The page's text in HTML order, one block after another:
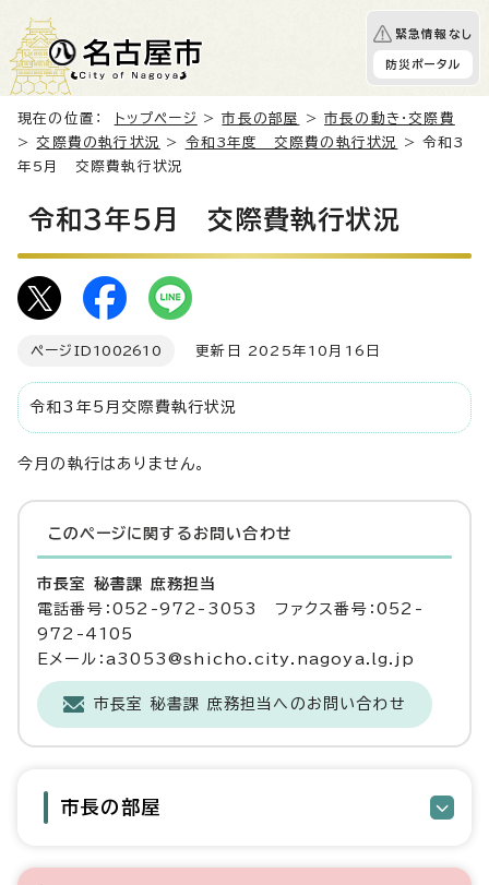
緊急情報なし
防災ポータル
現在の位置： トップページ >市長の部屋 >市長の動き・交際費
>交際費の執行状況 > 令和3年度 交際費の執行状況
> 令和3
年5月 交際費執行状況
令和3年5月 交際費執行状況
ページID 1002610 更新日 2025年10月16日
令和3年5月交際費執行状況
今月の執行はありません。
このページに関する お問い合わせ
市長室 秘書課 庶務担当
電話番号：052-972-3053 ファクス番号：052-
972-4105
Eメール：a3053@shicho.city.nagoya.lg.jp
市長室 秘書課 庶務担当へのお問い合わせ
市長の部屋